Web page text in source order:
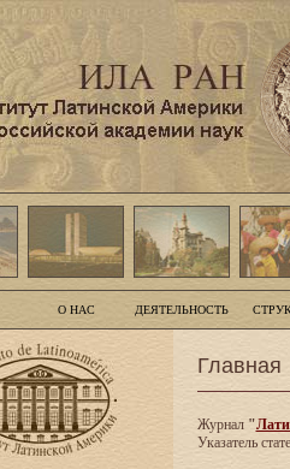
О НАС ДЕЯТЕЛЬНОСТЬ
Главная
Журнал"
Указатель